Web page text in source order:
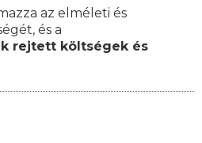
az elméleti és
és a
rejtett költségek és